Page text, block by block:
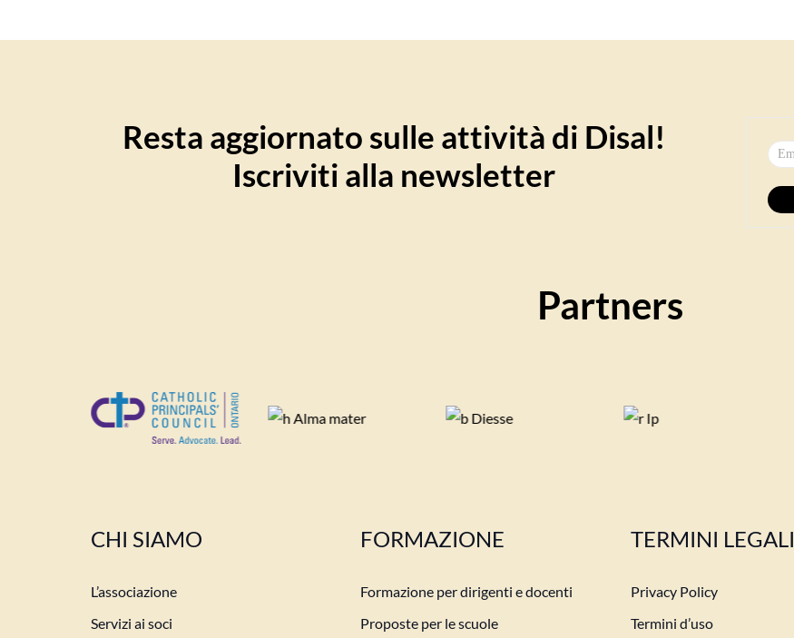
Resta aggiornato sulle attività di Disal!
Iscriviti alla newsletter
Partners
CHI SIAMO
L’associazione
Servizi ai soci
FORMAZIONE
Formazione per dirigenti e docenti
Proposte per le scuole
TERMINI LEGALI
Privacy Policy
Termini d’uso